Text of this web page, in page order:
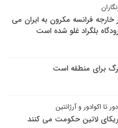
خارجه فرانسه مکرون به ایران می
بلگراد غلو شده است
برای منطقه است
تا اکوادور و آرژانتین
لاتین حکومت می کنند